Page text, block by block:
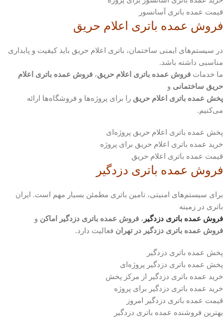
قیمت عمده باتری آسانسور
فروش عمده باتری اعلام حریق
در سیستم‌های ایمنی ساختمان، باتری اعلام حریق باید کیفیت و پایداری
مناسبی داشته باشد.
ما خدمات فروش عمده باتری اعلام حریق، فروش عمده باتری اعلام
حریق ساختمانی و
پخش عمده باتری اعلام حریق را برای پروژه‌ها و فروشگاه‌ها ارائه
می‌کنیم.
پخش عمده باتری اعلام حریق پروژه‌ای
خرید عمده باتری اعلام حریق برای پروژه
قیمت عمده باتری اعلام حریق
فروش عمده باتری دزدگیر
برای سیستم‌های امنیتی، تامین باتری مطمئن بسیار مهم است. ایران
باتری در زمینه
فروش عمده باتری دزدگیر ، فروش عمده باتری دزدگیر اماکن و
فروش عمده باتری دزدگیر در تهران فعالیت دارد.
پخش عمده باتری دزدگیر
پخش عمده باتری دزدگیر پروژه‌ای
خرید عمده باتری دزدگیر از مرکز پخش
خرید عمده باتری دزدگیر برای پروژه
قیمت عمده باتری دزدگیر امروز
بهترین فروشنده عمده باتری دزدگیر